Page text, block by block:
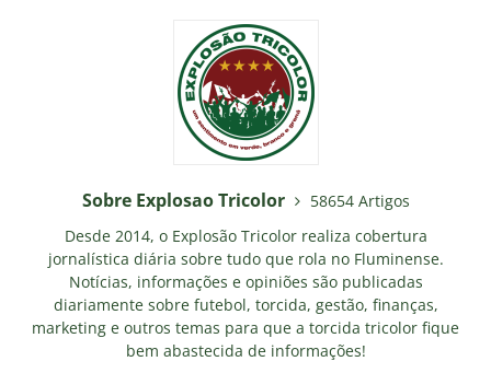
Sobre Explosao Tricolor
58654 Artigos
Desde 2014, o Explosão Tricolor realiza cobertura
jornalística diária sobre tudo que rola no Fluminense.
Notícias, informações e opiniões são publicadas
diariamente sobre futebol, torcida, gestão, finanças,
marketing e outros temas para que a torcida tricolor fique
bem abastecida de informações!